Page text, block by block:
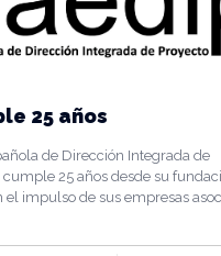
25 años
de Dirección Integrada de
cumple 25 años desde su
el impulso de sus empresas